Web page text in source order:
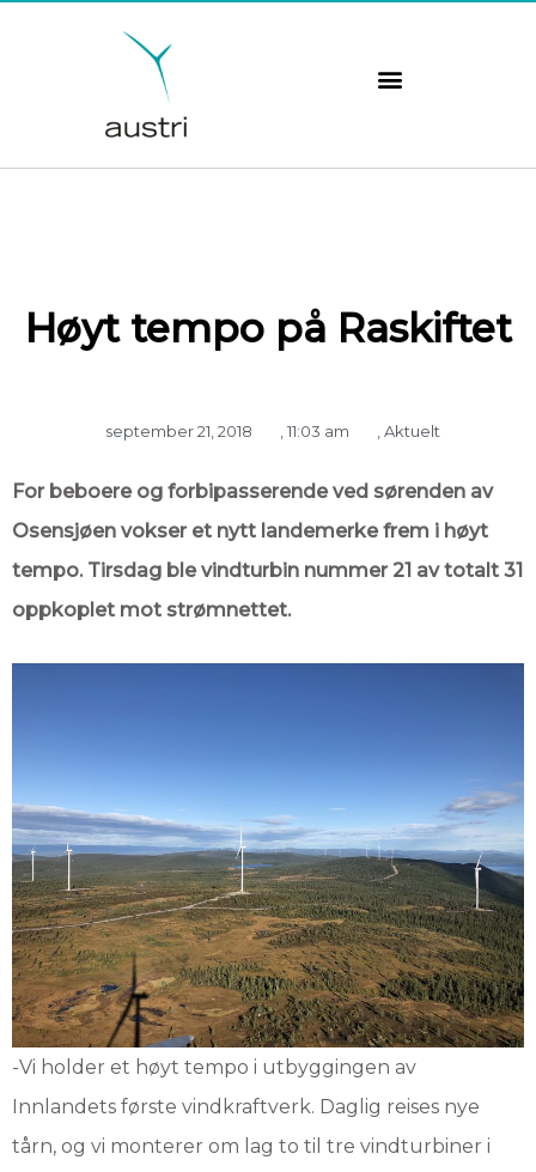
Høyt tempo på Raskiftet
september 21, 2018 11:03 am Aktuelt
For beboere og forbipasserende ved sørenden av
Osensjøen vokser et nytt landemerke frem i høyt
tempo. Tirsdag ble vindturbin nummer 21 av totalt 31
oppkoplet mot strømnettet.
-Vi holder et høyt tempo i utbyggingen av
Innlandets første vindkraftverk. Daglig reises nye
tårn, og vi monterer om lag to til tre vindturbiner i